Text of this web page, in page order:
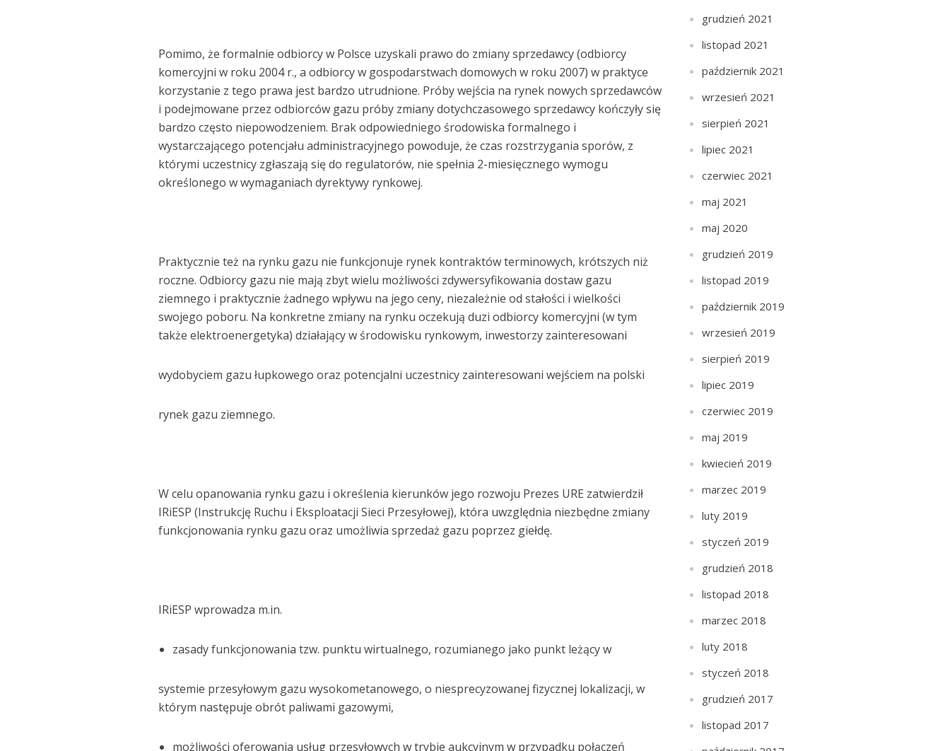
Pomimo, że formalnie odbiorcy w Polsce uzyskali prawo do zmiany sprzedawcy (odbiorcy
komercyjni w roku 2004 r., a odbiorcy w gospodarstwach domowych w roku 2007) w praktyce
korzystanie z tego prawa jest bardzo utrudnione. Próby wejścia na rynek nowych sprzedawców
i podejmowane przez odbiorców gazu próby zmiany dotychczasowego sprzedawcy kończyły się
bardzo często niepowodzeniem. Brak odpowiedniego środowiska formalnego i
wystarczającego potencjału administracyjnego powoduje, że czas rozstrzygania sporów, z
którymi uczestnicy zgłaszają się do regulatorów, nie spełnia 2-miesięcznego wymogu
określonego w wymaganiach dyrektywy rynkowej.
Praktycznie też na rynku gazu nie funkcjonuje rynek kontraktów terminowych, krótszych niż
roczne. Odbiorcy gazu nie mają zbyt wielu możliwości zdywersyfikowania dostaw gazu
ziemnego i praktycznie żadnego wpływu na jego ceny, niezależnie od stałości i wielkości
swojego poboru. Na konkretne zmiany na rynku oczekują duzi odbiorcy komercyjni (w tym
także elektroenergetyka) działający w środowisku rynkowym, inwestorzy zainteresowani
wydobyciem gazu łupkowego oraz potencjalni uczestnicy zainteresowani wejściem na polski
rynek gazu ziemnego.
W celu opanowania rynku gazu i określenia kierunków jego rozwoju Prezes URE zatwierdził
IRiESP (Instrukcję Ruchu i Eksploatacji Sieci Przesyłowej), która uwzględnia niezbędne zmiany
funkcjonowania rynku gazu oraz umożliwia sprzedaż gazu poprzez giełdę.
IRiESP wprowadza m.in.
zasady funkcjonowania tzw. punktu wirtualnego, rozumianego jako punkt leżący w
systemie przesyłowym gazu wysokometanowego, o niesprecyzowanej fizycznej lokalizacji, w
którym następuje obrót paliwami gazowymi,
możliwości oferowania usług przesyłowych w trybie aukcyjnym w przypadku połączeń
grudzień 2021
listopad 2021
październik 2021
wrzesień 2021
sierpień 2021
lipiec 2021
czerwiec 2021
maj 2021
maj 2020
grudzień 2019
listopad 2019
październik 2019
wrzesień 2019
sierpień 2019
lipiec 2019
czerwiec 2019
maj 2019
kwiecień 2019
marzec 2019
luty 2019
styczeń 2019
grudzień 2018
listopad 2018
marzec 2018
luty 2018
styczeń 2018
grudzień 2017
listopad 2017